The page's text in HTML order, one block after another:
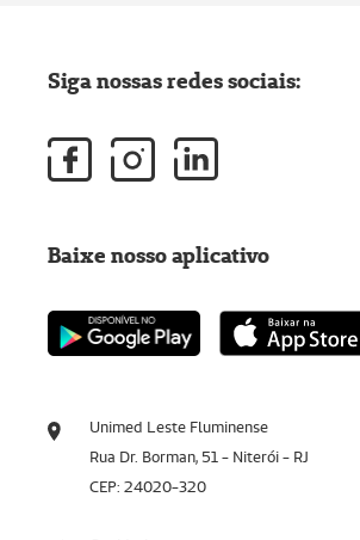
Unimed Leste Fluminense
Rua Dr. Borman, 51 - Niterói - RJ
CEP: 24020-320
Siga nossas redes sociais:
Baixe nosso aplicativo